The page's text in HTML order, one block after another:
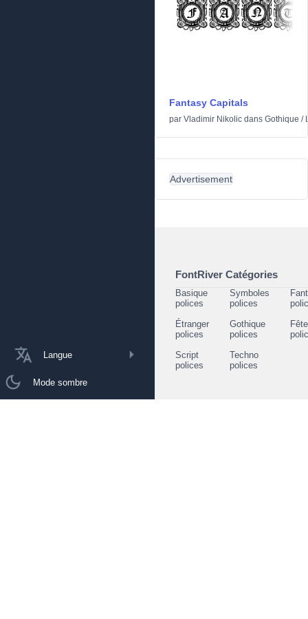
Langue
Mode sombre
Fantasy Capitals
par Vladimir Nikolic dans Gothique /
Advertisement
FontRiver Catégories
Basique
polices
Symboles
polices
Étranger
polices
Gothique
polices
Script
polices
Techno
polices